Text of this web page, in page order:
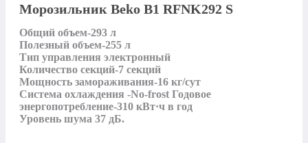
Морозильник Beko B1 RFNK292 S
Общий объем-293 л
Полезный объем-255 л
Тип управления электронный
Количество секций-7 секций
Мощность замораживания-16 кг/сут
Система охлаждения -No-frost Годовое
энергопотребление-310 кВт·ч в год
Уровень шума 37 дБ.